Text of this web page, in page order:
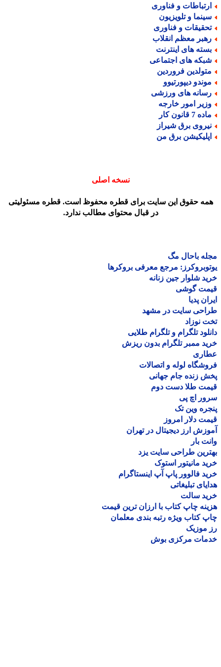
و فناوری
و تلویزیون
و فناوری
معظم انقلاب
های اینترنت
های اجتماعی
فروردین
دیپورتیوو
های ورزشی
امور خارجه
7 قانون کار
برق شیراز
برق من
نسخه اصلی
حقوق این سایت برای قطره محفوظ است. قطره مسئولیتی
در قبال محتوای مطالب ندارد.
باحال مگ
مرجع معرفی بروکرها
شلوار جین زنانه
گوشی
پدیا
سایت در مشهد
نوزاد
تلگرام و تلگرام طلایی
ممبر تلگرام بدون ریزش
لوله و اتصالات
زنده جام جهانی
طلا دست دوم
اچ پی
وین تک
دلار امروز
ارز دیجیتال در تهران
بار
طراحی سایت یزد
مانیتور استوک
فالوور پاپ آپ اینستاگرام
تبلیغاتی
سالت
چاپ کتاب با ارزان ترین قیمت
کتاب ویژه رتبه بندی معلمان
موزیک
مرکزی بوش